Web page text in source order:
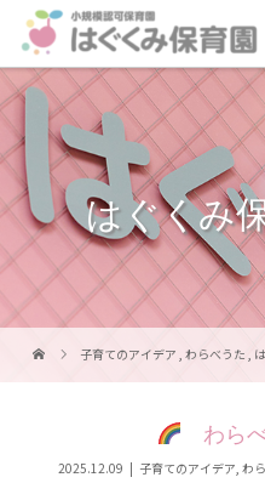
はぐくみ
子育てのアイデア ,わらべうた ,
わら
2025.12.09 子育てのアイデア わ